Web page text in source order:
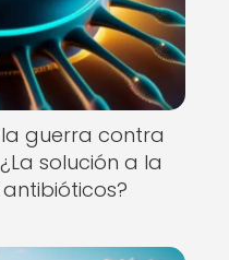
guerra contra
solución a la